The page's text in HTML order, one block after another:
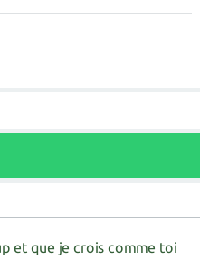
et que je crois comme toi